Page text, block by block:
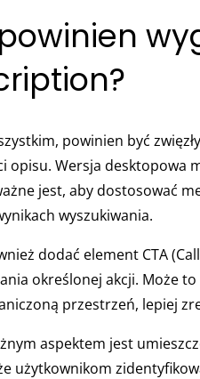
powinien być
opisu. Wersja desktopowa
jest, aby dostosować
wyszukiwania.
dodać element CTA
określonej akcji. Może to
przestrzeń, lepiej
aspektem jest
użytkownikom